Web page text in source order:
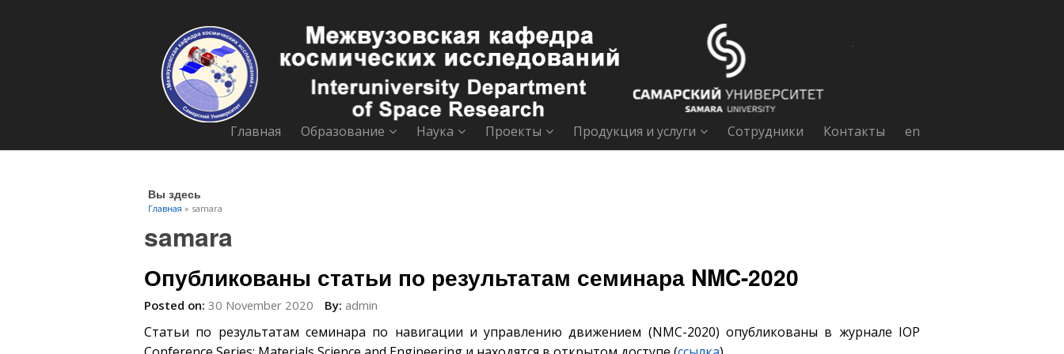
Главная Образование Наука Проекты Продукция и услуги Сотрудники Контакты en
Вы здесь
Главная » samara
samara
Опубликованы статьи по результатам семинара NMC-2020
Posted on: 30 November 2020 By: admin
Статьи по результатам семинара по навигации и управлению движением (NMC-2020) опубликованы в журнале IOP